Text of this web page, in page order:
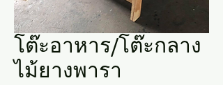
โต๊ะอาหาร/โต๊ะกลาง
ไม้ยางพารา